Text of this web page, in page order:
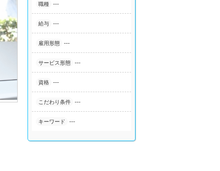
職種 ---
給与 ---
雇用形態 ---
サービス形態 ---
資格 ---
こだわり条件 ---
キーワード ---